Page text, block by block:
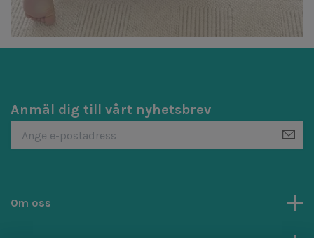
Anmäl dig till vårt nyhetsbrev
Om oss
Kundtjänst